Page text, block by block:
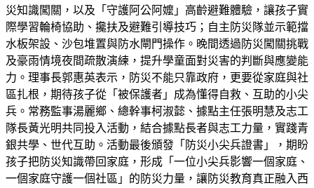
災知識闖關，以及「守護阿公阿嬤」高齡避難體驗，讓孩子實
際學習輪椅協助、攙扶及避難引導技巧；自主防災隊並示範擋
水板架設、沙包堆置與防水閘門操作。晚間透過防災闖關挑戰
及豪雨情境夜間疏散演練，提升學童面對災害的判斷與應變能
力。理事長郭惠英表示，防災不能只靠政府，更要從家庭與社
區扎根，期待孩子從「被保護者」成為懂得自救、互助的小尖
兵。常務監事湯麗鄉、總幹事柯淑懿、據點主任張明慧及志工
隊長黃光明共同投入活動，結合據點長者與志工力量，實踐青
銀共學、世代互助。活動最後頒發「防災小尖兵證書」，期盼
孩子把防災知識帶回家庭，形成「一位小尖兵影響一個家庭、
一個家庭守護一個社區」的防災力量，讓防災教育真正融入西